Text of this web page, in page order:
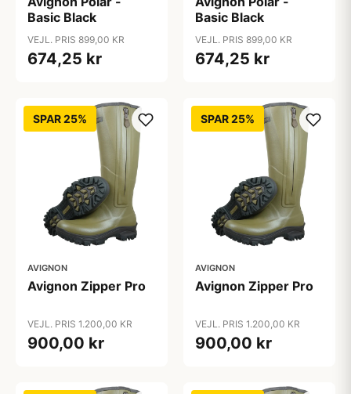
Basic Black
VEJL. PRIS 899,00 KR
674,25 kr
Basic Black
VEJL. PRIS 899,00 KR
674,25 kr
SPAR 25%
AVIGNON
Avignon Zipper Pro
VEJL. PRIS 1.200,00 KR
900,00 kr
SPAR 25%
AVIGNON
Avignon Zipper Pro
VEJL. PRIS 1.200,00 KR
900,00 kr